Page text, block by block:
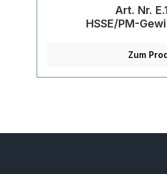
Art. Nr.
HSSE/PM-
Zum